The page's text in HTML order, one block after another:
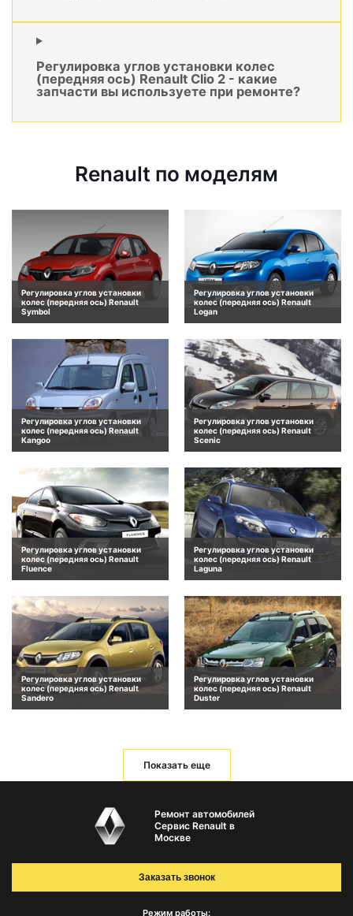
Регулировка углов установки колес
(передняя ось) Renault Clio 2 - какие
запчасти вы используете при ремонте?
Renault по моделям
Регулировка углов установки
колес (передняя ось) Renault
Symbol
Регулировка углов установки
колес (передняя ось) Renault
Logan
Регулировка углов установки
колес (передняя ось) Renault
Kangoo
Регулировка углов установки
колес (передняя ось) Renault
Scenic
Регулировка углов установки
колес (передняя ось) Renault
Fluence
Регулировка углов установки
колес (передняя ось) Renault
Laguna
Регулировка углов установки
колес (передняя ось) Renault
Sandero
Регулировка углов установки
колес (передняя ось) Renault
Duster
Показать еще
Ремонт автомобилей
Сервис Renault в
Москве
Режим работы:
Заказать звонок